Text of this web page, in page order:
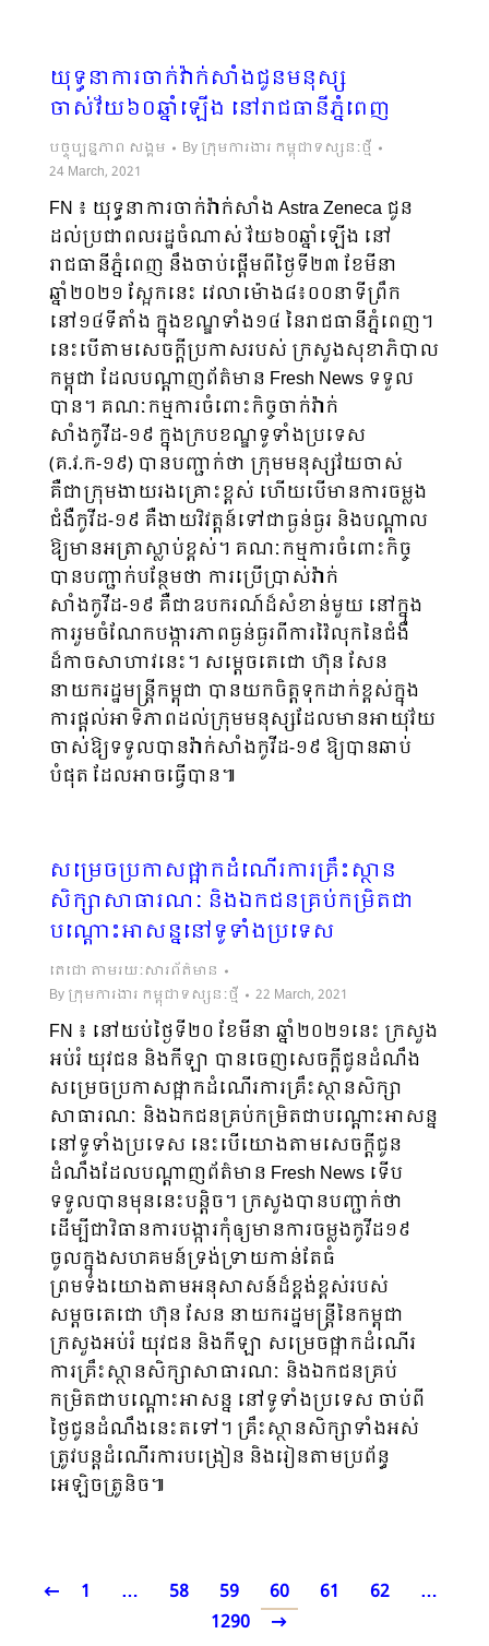
យុទ្ធនាការចាក់វ៉ាក់សាំងជូនមនុស្ស
ចាស់វ័យ៦០ឆ្នាំឡើង នៅរាជធានីភ្នំពេញ
បច្ចុប្បន្នភាព សង្គម By ក្រុមការងារ កម្ពុជាទស្សនៈថ្មី
24 March, 2021
FN ៖ យុទ្ធនាការចាក់វ៉ាក់សាំង Astra Zeneca ជូន
ដល់ប្រជាពលរដ្ឋចំណាស់ វ័យ៦០ឆ្នាំឡើង នៅ
រាជធានីភ្នំពេញ នឹងចាប់ផ្តើមពីថ្ងៃទី២៣ ខែមីនា
ឆ្នាំ២០២១ ស្អែកនេះ វេលាម៉ោង៨៖០០នាទីព្រឹក
នៅ១៤ទីតាំង ក្នុងខណ្ឌទាំង១៤ នៃរាជធានីភ្នំពេញ។
នេះបើតាមសេចក្តីប្រកាសរបស់ ក្រសួងសុខាភិបាល
កម្ពុជា ដែលបណ្តាញព័ត៌មាន Fresh News ទទួល
បាន។ គណៈកម្មការចំពោះកិច្ចចាក់វ៉ាក់
សាំងកូវីដ-១៩ ក្នុងក្របខណ្ឌទូទាំងប្រទេស
(គ.វ.ក-១៩) បានបញ្ជាក់ថា ក្រុមមនុស្សវ័យចាស់
គឺជាក្រុមងាយរងគ្រោះខ្ពស់ ហើយបើមានការចម្លង
ជំងឺកូវីដ-១៩ គឺងាយវិវត្តន៍ទៅជាធ្ងន់ធ្ងរ និងបណ្ដាល
ឱ្យមានអត្រាស្លាប់ខ្ពស់។ គណៈកម្មការចំពោះកិច្ច
បានបញ្ជាក់បន្ថែមថា ការប្រើប្រាស់វ៉ាក់
សាំងកូវីដ-១៩ គឺជាឧបករណ៍ដ៏សំខាន់មួយ នៅក្នុង
ការរួមចំណែកបង្ការភាពធ្ងន់ធ្ងរពីការវ៉ៃលុកនៃជំងឺ
ដ៏កាចសាហាវនេះ។ សម្ដេចតេជោ ហ៊ុន សែន
នាយករដ្ឋមន្ត្រីកម្ពុជា បានយកចិត្តទុកដាក់ខ្ពស់ក្នុង
ការផ្ដល់អាទិភាពដល់ក្រុមមនុស្សដែលមានអាយុវ័យ
ចាស់ឱ្យទទួលបានវ៉ាក់សាំងកូវីដ-១៩ ឱ្យបានឆាប់
បំផុត ដែលអាចធ្វើបាន៕
សម្រេចប្រកាសផ្អាកដំណើរការគ្រឹះស្ថាន
សិក្សាសាធារណៈ និងឯកជនគ្រប់កម្រិតជា
បណ្តោះអាសន្ននៅទូទាំងប្រទេស
តេជោ តាមរយៈសារព័ត៌មាន
By ក្រុមការងារ កម្ពុជាទស្សនៈថ្មី 22 March, 2021
FN ៖ នៅយប់ថ្ងៃទី២០ ខែមីនា ឆ្នាំ២០២១នេះ ក្រសួង
អប់រំ យុវជន និងកីឡា បានចេញសេចក្តីជូនដំណឹង
សម្រេចប្រកាសផ្អាកដំណើរការគ្រឹះស្ថានសិក្សា
សាធារណៈ និងឯកជនគ្រប់កម្រិតជាបណ្តោះអាសន្ន
នៅទូទាំងប្រទេស នេះបើយោងតាមសេចក្តីជូន
ដំណឹងដែលបណ្តាញព័ត៌មាន Fresh News ទើប
ទទួលបានមុននេះបន្តិច។ ក្រសួងបានបញ្ជាក់ថា
ដើម្បីជាវិធានការបង្ការកុំឲ្យមានការចម្លងកូវីដ១៩
ចូលក្នុងសហគមន៍ទ្រង់ទ្រាយកាន់តែធំ
ព្រមទំងយោងតាមអនុសាសន៍ដ៏ខ្ពង់ខ្ពស់របស់
សម្តចតេជោ ហ៊ុន សែន នាយករដ្ឋមន្រ្តីនៃកម្ពុជា
ក្រសួងអប់រំ យុវជន និងកីឡា សម្រេចផ្អាកដំណើរ
ការគ្រឹះស្ថានសិក្សាសាធារណៈ និងឯកជនគ្រប់
កម្រិតជាបណ្តោះអាសន្ន នៅទូទាំងប្រទេស ចាប់ពី
ថ្ងៃជូនដំណឹងនេះតទៅ។ គ្រឹះស្ថានសិក្សាទាំងអស់
ត្រូវបន្តដំណើរការបង្រៀន និងរៀនតាមប្រព័ន្ធ
អេឡិចត្រូនិច៕
1 … 58 59 60 61 62
…
1290